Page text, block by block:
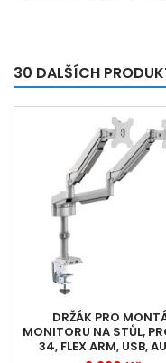
30 DALŠÍCH
DRŽÁK PRO
MONITORU NA STŮL,
34, FLEX ARM, USB,